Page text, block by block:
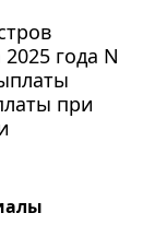
года N
при